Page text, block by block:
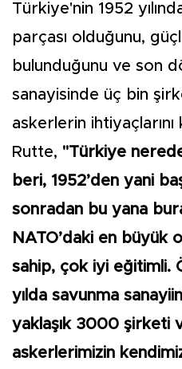
Türkiye'nin 1952
parçası olduğunu,
bulunduğunu ve son
sanayisinde üç bin
askerlerin ihtiyaçlarını
Rutte, "Türkiye
beri, 1952’den yani
sonradan bu yana
NATO’daki en büyük
sahip, çok iyi eğitimli.
yılda savunma
yaklaşık 3000 şirketi
askerlerimizin